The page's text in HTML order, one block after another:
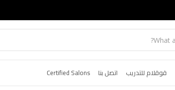
قوقلام للتدريب اتصل بنا Certified Salons